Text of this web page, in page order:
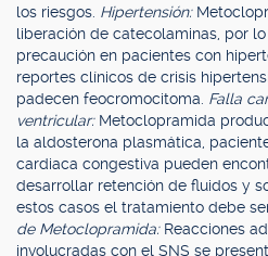
los riesgos. Hipertensión:
liberación de catecolaminas, por
precaución en pacientes con
reportes clínicos de crisis
padecen feocromocitoma. Falla
ventricular: Metoclopramida
la aldosterona plasmática,
cardiaca congestiva pueden
desarrollar retención de fluidos y
estos casos el tratamiento debe
de Metoclopramida: Reacciones
involucradas con el SNS se